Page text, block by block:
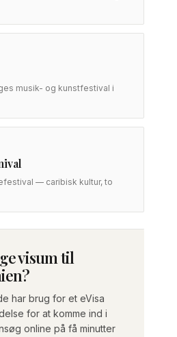
musik- og kunstfestival i
— caribisk kultur, to
visum til
har brug for et eVisa
for at komme ind i
online på få minutter